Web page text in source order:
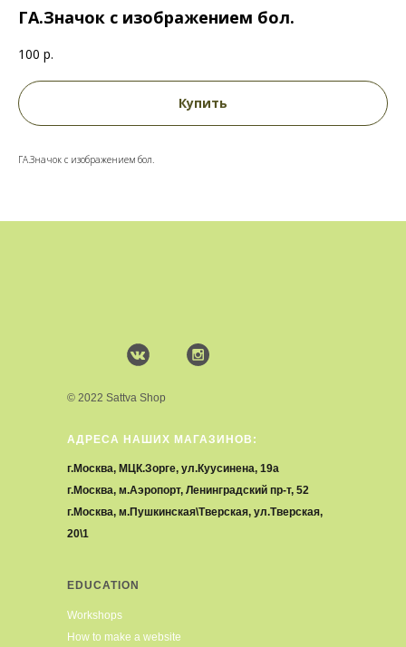
ГА.Значок с изображением бол.
100 р.
Купить
ГА.Значок с изображением бол.
АДРЕСА НАШИХ МАГАЗИНОВ:
г.Москва, МЦК.Зорге, ул.Куусинена, 19а
г.Москва, м.Аэропорт, Ленинградский пр-т, 52
г.Москва, м.Пушкинская\Тверская, ул.Тверская,
20\1
EDUCATION
Workshops
How to make a website
© 2022 Sattva Shop